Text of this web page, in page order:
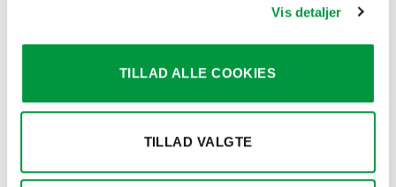
Vis detaljer
TILLAD ALLE COOKIES
TILLAD VALGTE
100 cm, 200 cm, 300 cm, 400 cm, 500
cm, 600 cm, 800 cm, 1000 cm, 1200 cm
RELATEREDE VARER